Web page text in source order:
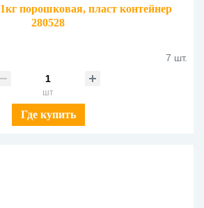
порошковая, пласт контейнер
280528
7 шт.
шт
Где купить